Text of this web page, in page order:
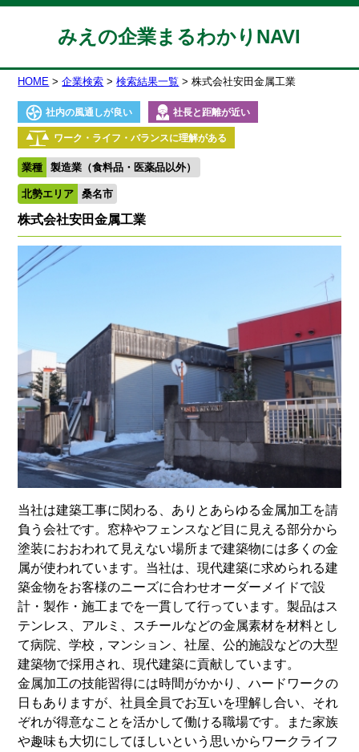
みえの企業まるわかりNAVI
HOME 企業検索 検索結果一覧 株式会社安田金属工業
社内の風通しが良い 社長と距離が近い
ワーク・ライフ・バランスに理解がある
業種 製造業（食料品・医薬品以外）
北勢エリア 桑名市
株式会社安田金属工業
当社は建築工事に関わる、ありとあらゆる金属加工を請
負う会社です。窓枠やフェンスなど目に見える部分から
塗装におおわれて見えない場所まで建築物には多くの金
属が使われています。当社は、現代建築に求められる建
築金物をお客様のニーズに合わせオーダーメイドで設
計・製作・施工までを一貫して行っています。製品はス
テンレス、アルミ、スチールなどの金属素材を材料とし
て病院、学校，マンション、社屋、公的施設などの大型
建築物で採用され、現代建築に貢献しています。
金属加工の技能習得には時間がかかり、ハードワークの
日もありますが、社員全員でお互いを理解し合い、それ
ぞれが得意なことを活かして働ける職場です。また家族
や趣味も大切にしてほしいという思いからワークライフ